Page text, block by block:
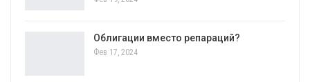
Облигации вместо репараций?
Фев 17, 2024